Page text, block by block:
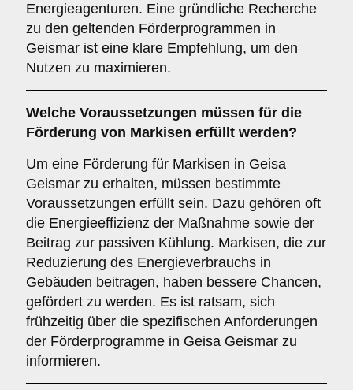
Energieagenturen. Eine gründliche Recherche
zu den geltenden Förderprogrammen in
Geismar ist eine klare Empfehlung, um den
Nutzen zu maximieren.
Welche Voraussetzungen müssen für die
Förderung von Markisen erfüllt werden?
Um eine Förderung für Markisen in Geisa
Geismar zu erhalten, müssen bestimmte
Voraussetzungen erfüllt sein. Dazu gehören oft
die Energieeffizienz der Maßnahme sowie der
Beitrag zur passiven Kühlung. Markisen, die zur
Reduzierung des Energieverbrauchs in
Gebäuden beitragen, haben bessere Chancen,
gefördert zu werden. Es ist ratsam, sich
frühzeitig über die spezifischen Anforderungen
der Förderprogramme in Geisa Geismar zu
informieren.